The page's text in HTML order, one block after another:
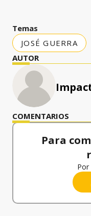
Temas
JOSÉ GUERRA
AUTOR
COMENTARIOS
Para
Por